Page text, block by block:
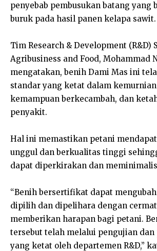
penyebab pembusukan batang yang
buruk pada hasil panen kelapa sawit.
Tim Research & Development (R&D)
Agribusiness and Food, Mohammad
mengatakan, benih Dami Mas ini
standar yang ketat dalam
kemampuan berkecambah, dan
penyakit.
Hal ini memastikan petani
unggul dan berkualitas tinggi
dapat diperkirakan dan
“Benih bersertifikat dapat
dipilih dan dipelihara dengan
memberikan harapan bagi petani.
tersebut telah melalui pengujian
yang ketat oleh departemen R&D,”